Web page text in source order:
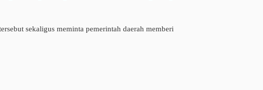
sekaligus meminta pemerintah daerah memberi